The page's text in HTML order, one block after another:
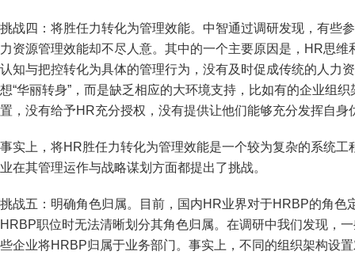
挑战四：将胜任力转化为管理效能。中智通过调研发现，有些
力资源管理效能却不尽人意。其中的一个主要原因是，HR思
认知与把控转化为具体的管理行为，没有及时促成传统的人力
想“华丽转身”，而是缺乏相应的大环境支持，比如有的企业组
置，没有给予HR充分授权，没有提供让他们能够充分发挥自身
事实上，将HR胜任力转化为管理效能是一个较为复杂的系统
业在其管理运作与战略谋划方面都提出了挑战。
挑战五：明确角色归属。目前，国内HR业界对于HRBP的角
HRBP职位时无法清晰划分其角色归属。在调研中我们发现，
些企业将HRBP归属于业务部门。事实上，不同的组织架构设